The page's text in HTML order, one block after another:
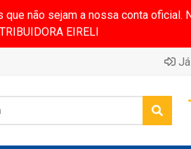
não sejam a nossa conta oficial.
EIRELI